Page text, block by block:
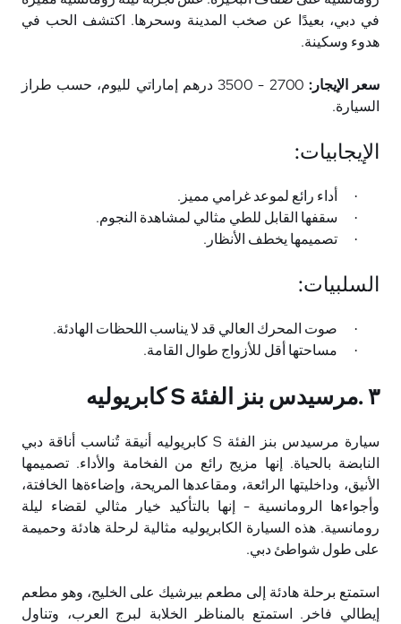
في دبي، بعيدًا عن صخب المدينة وسحرها. اكتشف الحب في
هدوء وسكينة.
سعر الإيجار:
2700 - 3500 درهم إماراتي لليوم، حسب طراز
السيارة.
الإيجابيات:
· أداء رائع لموعد غرامي مميز .
· سقفها القابل للطي مثالي لمشاهدة النجوم.
· تصميمها يخطف الأنظار .
السلبيات:
· صوت المحرك العالي قد لا يناسب اللحظات الهادئة.
· مساحتها أقل للأزواج طوال القامة.
٣.مرسيدس بنز الفئةSكابريوليه
سيارة مرسيدس بنز الفئة S كابريوليه أنيقة تُناسب أناقة دبي
النابضة بالحياة. إنها مزيج رائع من الفخامة والأداء. تصميمها
الأنيق، وداخليتها الرائعة، ومقاعدها المريحة، وإضاءةها الخافتة،
وأجواءها الرومانسية - إنها بالتأكيد خيار مثالي لقضاء ليلة
رومانسية. هذه السيارة الكابريوليه مثالية لرحلة هادئة وحميمة
على طول شواطئ دبي.
استمتع برحلة هادئة إلى مطعم بيرشيك على الخليج، وهو مطعم
إيطالي فاخر. استمتع بالمناظر الخلابة لبرج العرب، وتناول